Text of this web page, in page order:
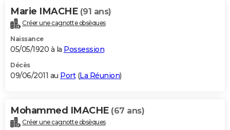
Marie IMACHE (91 ans)
Créer une cagnotte obsèques
Naissance
05/05/1920 à la Possession
Décès
09/06/2011 au Port(La Réunion)
Mohammed IMACHE (67 ans)
Créer une cagnotte obsèques